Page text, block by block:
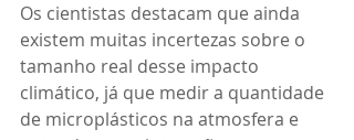
Os cientistas destacam que ainda
existem muitas incertezas sobre o
tamanho real desse impacto
climático, já que medir a quantidade
de microplásticos na atmosfera e